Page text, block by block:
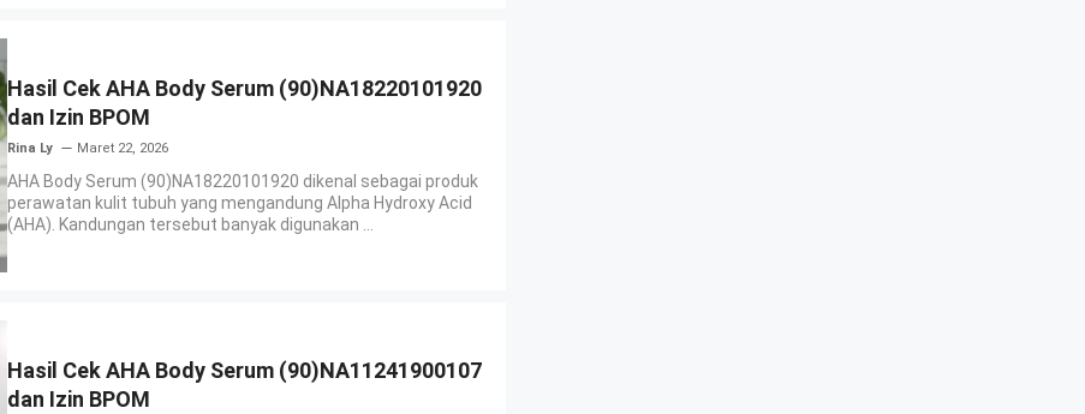
Hasil Cek AHA Body Serum (90)NA18220101920
dan Izin BPOM
Rina Ly Maret 22, 2026
AHA Body Serum (90)NA18220101920 dikenal sebagai produk
perawatan kulit tubuh yang mengandung Alpha Hydroxy Acid
(AHA). Kandungan tersebut banyak digunakan ...
Hasil Cek AHA Body Serum (90)NA11241900107
dan Izin BPOM